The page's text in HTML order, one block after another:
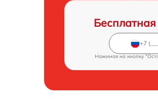
Нажимая на кнопку